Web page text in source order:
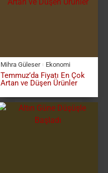
Mihra Güleser Ekonomi
Temmuz’da Fiyatı En Çok
Artan ve Düşen Ürünler